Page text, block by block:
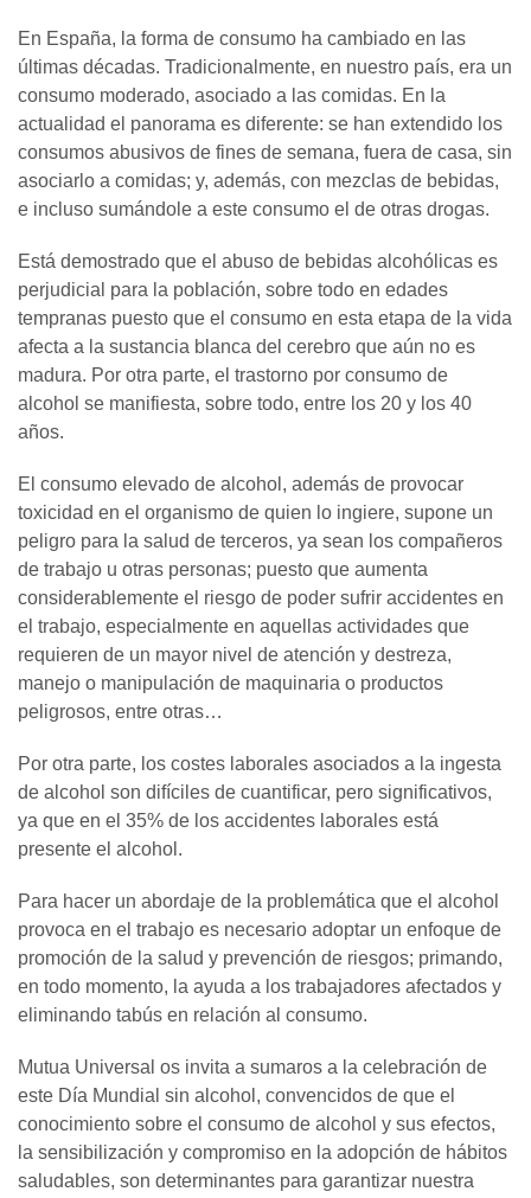
En España, la forma de consumo ha cambiado en las
últimas décadas. Tradicionalmente, en nuestro país, era un
consumo moderado, asociado a las comidas. En la
actualidad el panorama es diferente: se han extendido los
consumos abusivos de fines de semana, fuera de casa, sin
asociarlo a comidas; y, además, con mezclas de bebidas,
e incluso sumándole a este consumo el de otras drogas.
Está demostrado que el abuso de bebidas alcohólicas es
perjudicial para la población, sobre todo en edades
tempranas puesto que el consumo en esta etapa de la vida
afecta a la sustancia blanca del cerebro que aún no es
madura. Por otra parte, el trastorno por consumo de
alcohol se manifiesta, sobre todo, entre los 20 y los 40
años.
El consumo elevado de alcohol, además de provocar
toxicidad en el organismo de quien lo ingiere, supone un
peligro para la salud de terceros, ya sean los compañeros
de trabajo u otras personas; puesto que aumenta
considerablemente el riesgo de poder sufrir accidentes en
el trabajo, especialmente en aquellas actividades que
requieren de un mayor nivel de atención y destreza,
manejo o manipulación de maquinaria o productos
peligrosos, entre otras…
Por otra parte, los costes laborales asociados a la ingesta
de alcohol son difíciles de cuantificar, pero significativos,
ya que en el 35% de los accidentes laborales está
presente el alcohol.
Para hacer un abordaje de la problemática que el alcohol
provoca en el trabajo es necesario adoptar un enfoque de
promoción de la salud y prevención de riesgos; primando,
en todo momento, la ayuda a los trabajadores afectados y
eliminando tabús en relación al consumo.
Mutua Universal os invita a sumaros a la celebración de
este Día Mundial sin alcohol, convencidos de que el
conocimiento sobre el consumo de alcohol y sus efectos,
la sensibilización y compromiso en la adopción de hábitos
saludables, son determinantes para garantizar nuestra